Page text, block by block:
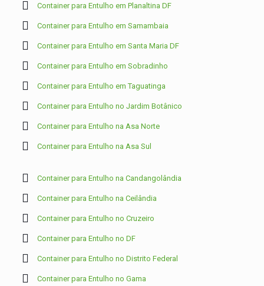
Container para Entulho em Planaltina DF
Container para Entulho em Samambaia
Container para Entulho em Santa Maria DF
Container para Entulho em Sobradinho
Container para Entulho em Taguatinga
Container para Entulho no Jardim Botânico
Container para Entulho na Asa Norte
Container para Entulho na Asa Sul
Container para Entulho na Candangolândia
Container para Entulho na Ceilândia
Container para Entulho no Cruzeiro
Container para Entulho no DF
Container para Entulho no Distrito Federal
Container para Entulho no Gama